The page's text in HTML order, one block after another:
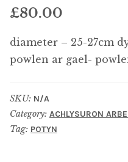
£80.00
diameter – 25-27cm
powlen ar gael-
SKU: N/A
Category: ACHLYSURON
Tag: POTYN